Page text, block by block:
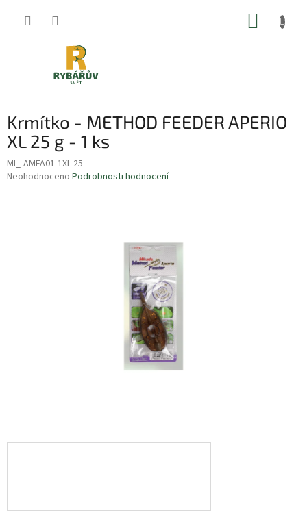
Krmítko - METHOD FEEDER APERIO
XL 25 g - 1 ks
MI_-AMFA01-1XL-25
Průměrné
Neohodnoceno Podrobnosti hodnocení